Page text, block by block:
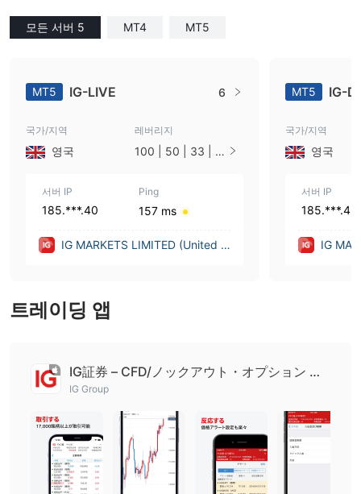
모든 서버 5 MT4 MT5
MT5 IG-LIVE 6
국가/지역
영국
레버리지
100 | 50 | 33 | 2
서버 IP
185.***.40
Ping
157 ms
IG MARKETS LIMITED (United Ki
MT5 IG-
국가/지역
영국
서버 IP
185.***.45
IG
트레이딩 앱
IG証券 – CFD/ノックアウト・オプション 取
引アプリ
IG Group